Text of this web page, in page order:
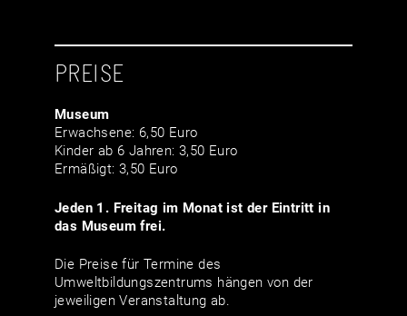
PREISE
Museum
Erwachsene: 6,50 Euro
Kinder ab 6 Jahren: 3,50 Euro
Ermäßigt: 3,50 Euro
Jeden 1. Freitag im Monat ist der Eintritt in
das Museum frei.
Die Preise für Termine des
Umweltbildungszentrums hängen von der
jeweiligen Veranstaltung ab.